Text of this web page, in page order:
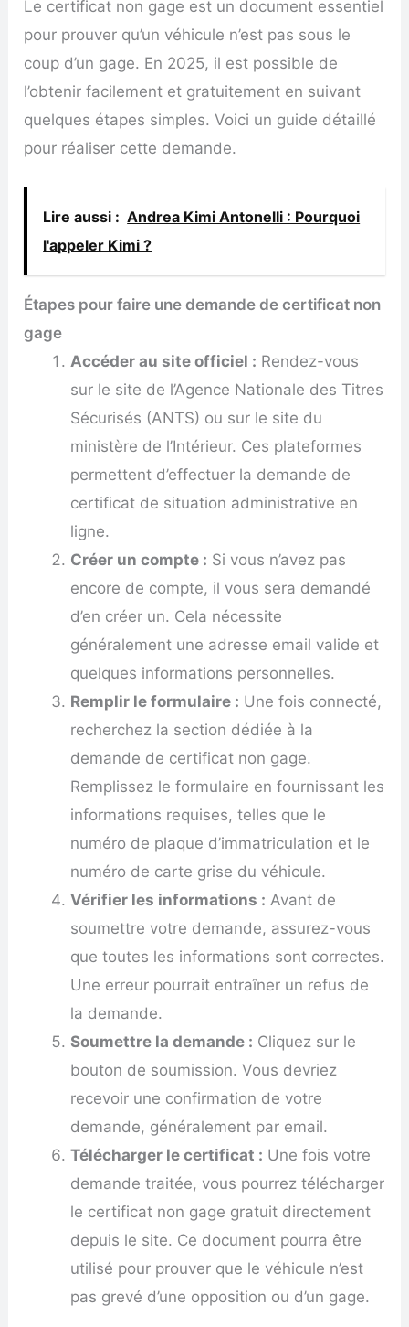
Le certificat non gage est un document essentiel
pour prouver qu’un véhicule n’est pas sous le
coup d’un gage. En 2025, il est possible de
l’obtenir facilement et gratuitement en suivant
quelques étapes simples. Voici un guide détaillé
pour réaliser cette demande.
Lire aussi : Andrea Kimi Antonelli : Pourquoi
l'appeler Kimi ?
Étapes pour faire une demande de certificat non
gage
Accéder au site officiel : Rendez-vous
sur le site de l’Agence Nationale des Titres
Sécurisés (ANTS) ou sur le site du
ministère de l’Intérieur. Ces plateformes
permettent d’effectuer la demande de
certificat de situation administrative en
ligne.
Créer un compte : Si vous n’avez pas
encore de compte, il vous sera demandé
d’en créer un. Cela nécessite
généralement une adresse email valide et
quelques informations personnelles.
Remplir le formulaire : Une fois connecté,
recherchez la section dédiée à la
demande de certificat non gage.
Remplissez le formulaire en fournissant les
informations requises, telles que le
numéro de plaque d’immatriculation et le
numéro de carte grise du véhicule.
Vérifier les informations : Avant de
soumettre votre demande, assurez-vous
que toutes les informations sont correctes.
Une erreur pourrait entraîner un refus de
la demande.
Soumettre la demande : Cliquez sur le
bouton de soumission. Vous devriez
recevoir une confirmation de votre
demande, généralement par email.
Télécharger le certificat : Une fois votre
demande traitée, vous pourrez télécharger
le certificat non gage gratuit directement
depuis le site. Ce document pourra être
utilisé pour prouver que le véhicule n’est
pas grevé d’une opposition ou d’un gage.